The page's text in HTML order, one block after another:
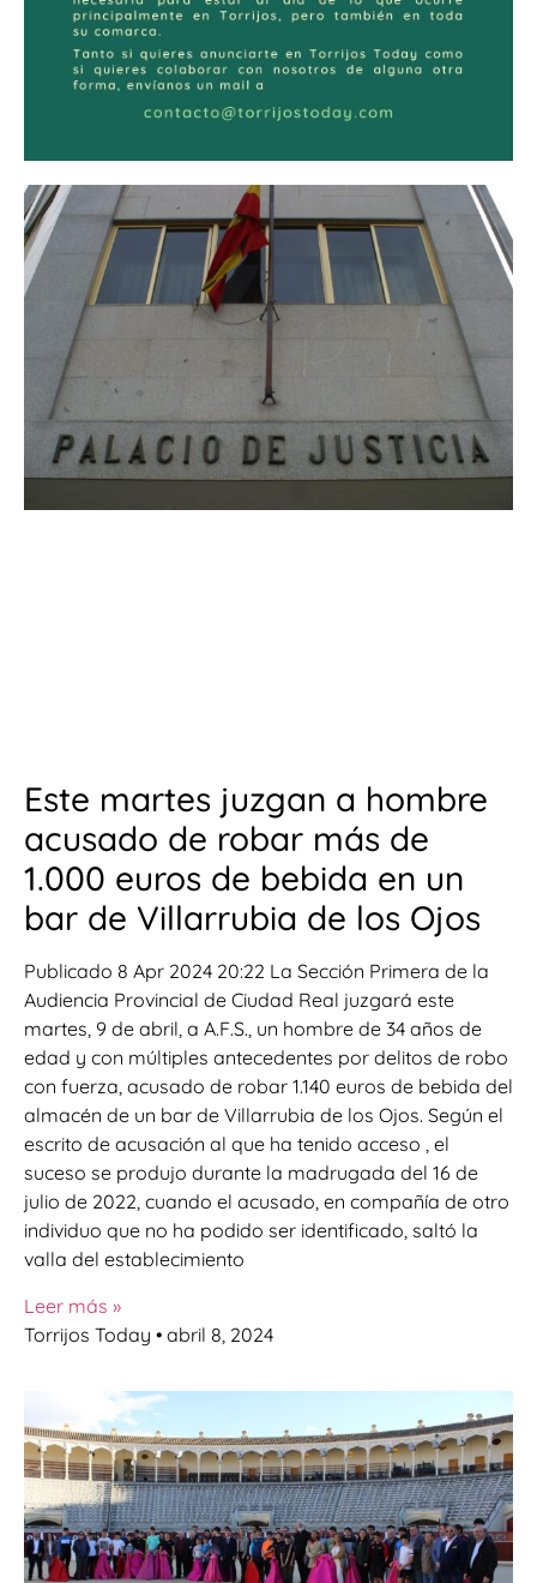
Este martes juzgan a hombre
acusado de robar más de
1.000 euros de bebida en un
bar de Villarrubia de los Ojos
Publicado 8 Apr 2024 20:22 La Sección Primera de la
Audiencia Provincial de Ciudad Real juzgará este
martes, 9 de abril, a A.F.S., un hombre de 34 años de
edad y con múltiples antecedentes por delitos de robo
con fuerza, acusado de robar 1.140 euros de bebida del
almacén de un bar de Villarrubia de los Ojos. Según el
escrito de acusación al que ha tenido acceso , el
suceso se produjo durante la madrugada del 16 de
julio de 2022, cuando el acusado, en compañía de otro
individuo que no ha podido ser identificado, saltó la
valla del establecimiento
Leer más »
Torrijos Today
abril 8, 2024